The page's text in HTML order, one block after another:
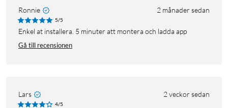
Ronnie 2 månader sedan
5/5
Enkel at installera. 5 minuter att montera och ladda app
Gå till recensionen
Lars 2 veckor sedan
4/5